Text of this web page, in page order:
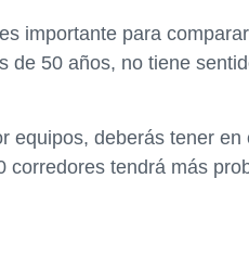
importante para
de 50 años, no tiene
equipos, deberás tener
corredores tendrá más